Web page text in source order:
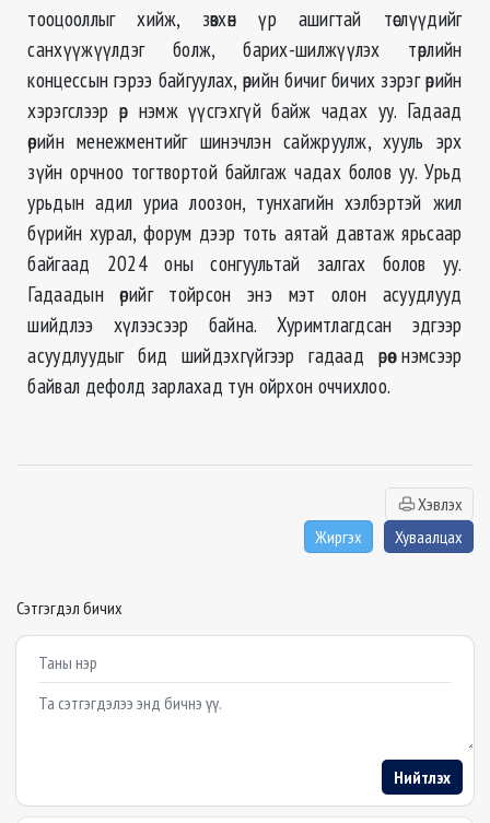
тооцооллыг хийж, зөвхөн үр ашигтай төслүүдийг
санхүүжүүлдэг болж, барих-шилжүүлэх төрлийн
концессын гэрээ байгуулах, өрийн бичиг бичих зэрэг өрийн
хэрэгслээр өр нэмж үүсгэхгүй байж чадах уу. Гадаад
өрийн менежментийг шинэчлэн сайжруулж, хууль эрх
зүйн орчноо тогтвортой байлгаж чадах болов уу. Урьд
урьдын адил уриа лоозон, тунхагийн хэлбэртэй жил
бүрийн хурал, форум дээр тоть аятай давтаж ярьсаар
байгаад 2024 оны сонгуультай залгах болов уу.
Гадаадын өрийг тойрсон энэ мэт олон асуудлууд
шийдлээ хүлээсээр байна. Хуримтлагдсан эдгээр
асуудлуудыг бид шийдэхгүйгээр гадаад өрөө нэмсээр
байвал дефолд зарлахад тун ойрхон оччихлоо.
Хэвлэх
Жиргэх
Хуваалцах
Сэтгэгдэл бичих
Example textarea
Нийтлэх